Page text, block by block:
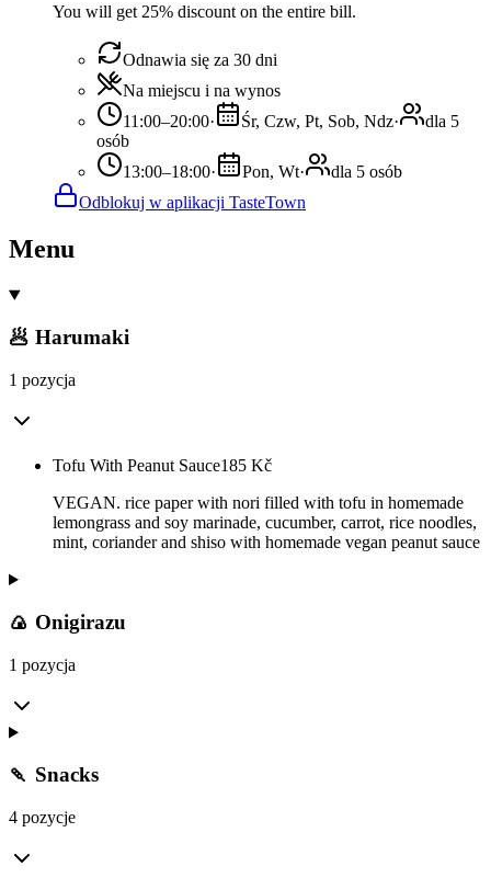
You will get 25% discount on the entire bill.
Odnawia się za 30 dni
Na miejscu i na wynos
11:00–20:00· Śr, Czw, Pt, Sob, Ndz·
dla 5
osób
13:00–18:00· Pon, Wt·
dla 5 osób
Odblokuj w aplikacji TasteTown
Menu
🥟 Harumaki
1 pozycja
Tofu With Peanut Sauce185 Kč
VEGAN. rice paper with nori filled with tofu in homemade
lemongrass and soy marinade, cucumber, carrot, rice noodles,
mint, coriander and shiso with homemade vegan peanut sauce
🍙 Onigirazu
1 pozycja
🍡 Snacks
4 pozycje